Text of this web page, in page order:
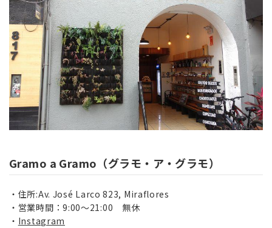
Gramo a Gramo（グラモ・ア・グラモ）
住所:Av. José Larco 823, Miraflores
営業時間：9:00～21:00 無休
Instagram